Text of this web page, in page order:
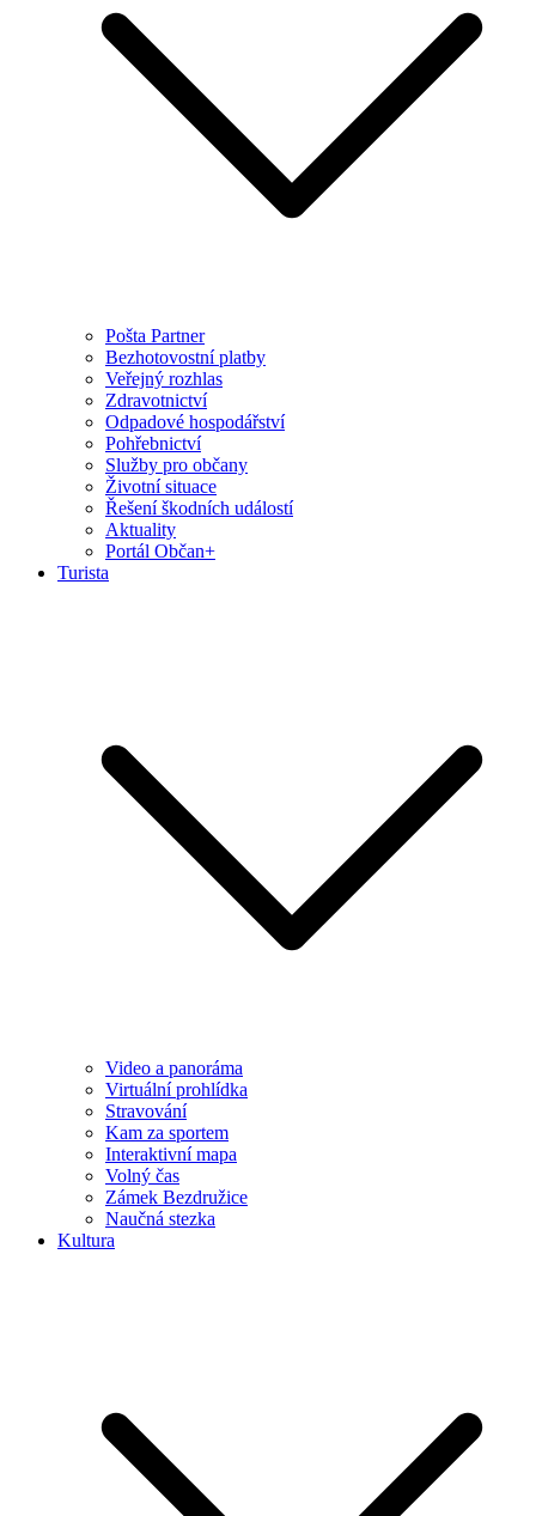
Pošta Partner
Bezhotovostní platby
Veřejný rozhlas
Zdravotnictví
Odpadové hospodářství
Pohřebnictví
Služby pro občany
Životní situace
Řešení škodních událostí
Aktuality
Portál Občan+
Turista
Video a panoráma
Virtuální prohlídka
Stravování
Kam za sportem
Interaktivní mapa
Volný čas
Zámek Bezdružice
Naučná stezka
Kultura